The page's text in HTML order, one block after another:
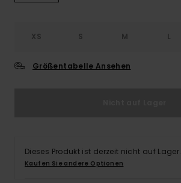
XS S M L
Größentabelle Ansehen
Dieses Produkt ist derzeit nicht auf Lager.
Kaufen Sie andere Optionen